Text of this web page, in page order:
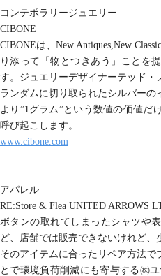
コンテポラリージュエリー
CIBONE
CIBONEは、New Antiques,New
り添って「物とつきあう」ことを
す。ジュエリーデザイナーテッド・
ランダムに切り取られたシルバー
より”1グラム”という数値の価値だ
呼び起こします。
www.cibone.com
アパレル
RE:Store & Flea UNITED ARROWS
ボタンの取れてしまったシャツや
ど、店舗では販売できないけれど
そのアイテムに合ったリペア方法で
とで環境負荷削減にも寄与する㈱